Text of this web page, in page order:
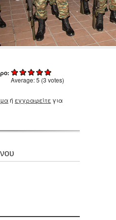
Average:5 (3 votes)
ή εγγραφείτε για